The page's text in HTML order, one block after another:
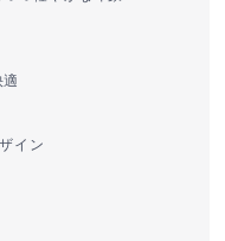
イン